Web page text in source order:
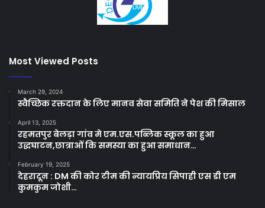
Most Viewed Posts
March 29, 2024
स्वैच्छिक रक्तदान के लिए मानव सेवा समिति ने पेश की मिसाल
April 13, 2025
रहमतपुर बेलड़ा गांव मे एम.एस.पब्लिक स्कूल का हुआ
उद्धघाटन,छात्राओं कि समस्या का हुआ समाधान…
February 19, 2025
देहरादून : DM की कोर टीम की न्यायप्रिय सिपाही एस डी एम
कुमकुम जोशी…